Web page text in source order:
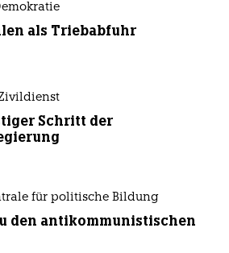
als Triebabfuhr
Schritt der
für politische Bildung
den antikommunistischen